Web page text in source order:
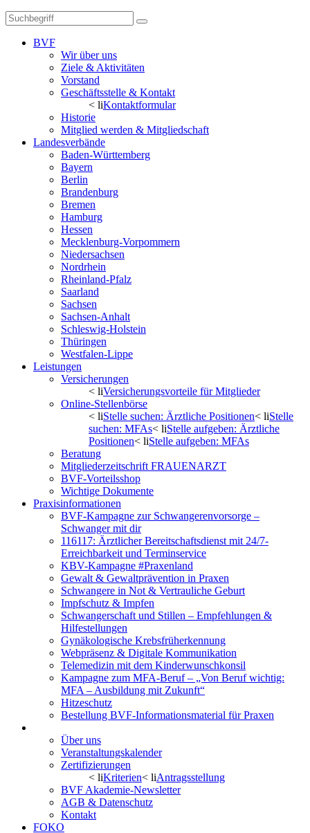
BVF
Wir über uns
Ziele & Aktivitäten
Vorstand
Geschäftsstelle & Kontakt
< liKontaktformular
Historie
Mitglied werden & Mitgliedschaft
Landesverbände
Baden-Württemberg
Bayern
Berlin
Brandenburg
Bremen
Hamburg
Hessen
Mecklenburg-Vorpommern
Niedersachsen
Nordrhein
Rheinland-Pfalz
Saarland
Sachsen
Sachsen-Anhalt
Schleswig-Holstein
Thüringen
Westfalen-Lippe
Leistungen
Versicherungen
< liVersicherungsvorteile für Mitglieder
Online-Stellenbörse
< liStelle suchen: Ärztliche Positionen< liStelle
suchen: MFAs< liStelle aufgeben: Ärztliche
Positionen< liStelle aufgeben: MFAs
Beratung
Mitgliederzeitschrift FRAUENARZT
BVF-Vorteilsshop
Wichtige Dokumente
Praxisinformationen
BVF-Kampagne zur Schwangerenvorsorge –
Schwanger mit dir
116117: Ärztlicher Bereitschaftsdienst mit 24/7-
Erreichbarkeit und Terminservice
KBV-Kampagne #Praxenland
Gewalt & Gewaltprävention in Praxen
Schwangere in Not & Vertrauliche Geburt
Impfschutz & Impfen
Schwangerschaft und Stillen – Empfehlungen &
Hilfestellungen
Gynäkologische Krebsfrüherkennung
Webpräsenz & Digitale Kommunikation
Telemedizin mit dem Kinderwunschkonsil
Kampagne zum MFA-Beruf – „Von Beruf wichtig:
MFA – Ausbildung mit Zukunft“
Hitzeschutz
Bestellung BVF-Informationsmaterial für Praxen
Über uns
Veranstaltungskalender
Zertifizierungen
< liKriterien< liAntragsstellung
BVF Akademie-Newsletter
AGB & Datenschutz
Kontakt
FOKO